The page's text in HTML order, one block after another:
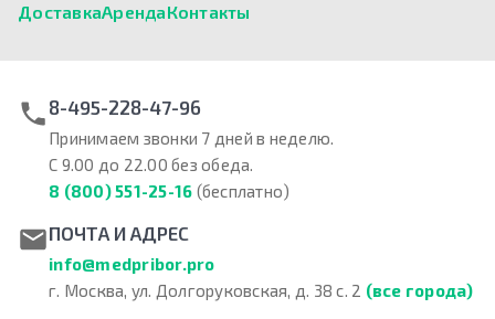
ДоставкаАрендаКонтакты
8-495-228-47-96
Принимаем звонки 7 дней в неделю.
С 9.00 до 22.00 без обеда.
8 (800) 551-25-16 (бесплатно)
ПОЧТА И АДРЕС
info@medpribor.pro
г. Москва, ул. Долгоруковская, д. 38 с. 2 (все города)